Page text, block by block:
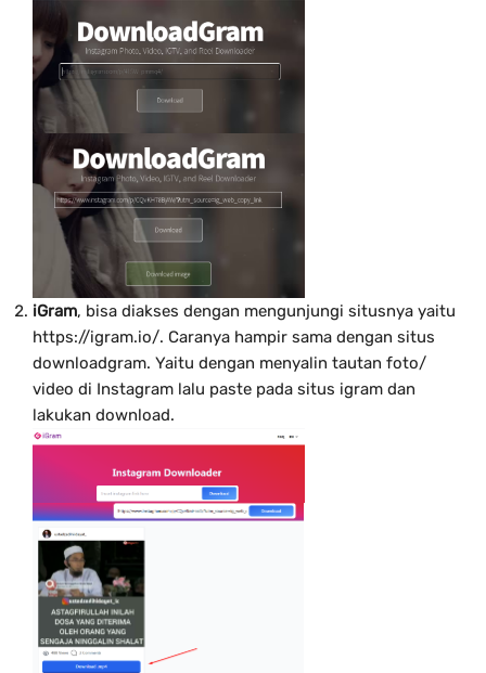
iGram, bisa diakses dengan mengunjungi situsnya yaitu
https://igram.io/. Caranya hampir sama dengan situs
downloadgram. Yaitu dengan menyalin tautan foto/
video di Instagram lalu paste pada situs igram dan
lakukan download.